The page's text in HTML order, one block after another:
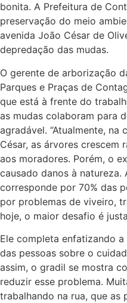
bonita. A Prefeitura de
preservação do meio
avenida João César de
depredação das mudas.
O gerente de arborização
Parques e Praças de
que está à frente do
as mudas colaboram para
agradável. “Atualmente,
César, as árvores crescem
aos moradores. Porém, o
causado danos à natureza.
corresponde por 70% das
por problemas de viveiro,
hoje, o maior desafio é
Ele completa enfatizando
das pessoas sobre o
assim, o gradil se mostra
reduzir esse problema.
trabalhando na rua, que as